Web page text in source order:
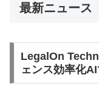
最新ニュース
LegalOn
ェンス効率化